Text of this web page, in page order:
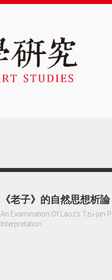
《老子》的自然思想析
An Examination Of Laoz’s Tzu-jan
Interpretation